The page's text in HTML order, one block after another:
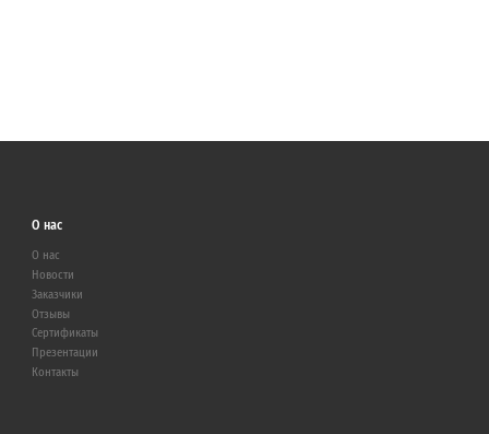
О нас
О нас
Новости
Заказчики
Отзывы
Сертификаты
Презентации
Контакты